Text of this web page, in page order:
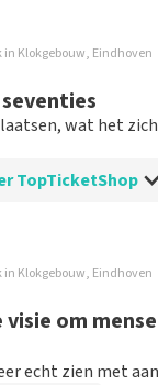
klanten. Het is
met grof
Klokgebouw, Eindhoven
wat het
TopTicketShop
nodig: je wordt
Klokgebouw, Eindhoven
om
echt zien met